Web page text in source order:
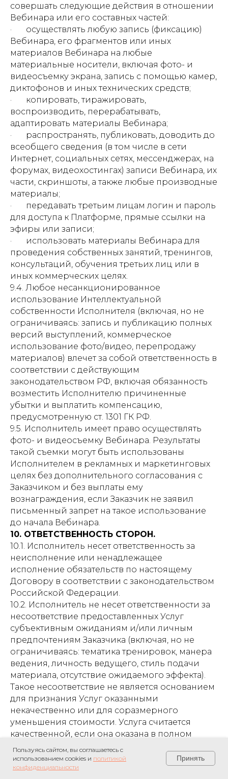
Пользуясь сайтом, вы соглашаетесь с
использованием cookies и политикой
конфиденциальности
Принять
совершать следующие действия в отношении
Вебинара или его составных частей:
· осуществлять любую запись (фиксацию)
Вебинара, его фрагментов или иных
материалов Вебинара на любые
материальные носители, включая фото- и
видеосъемку экрана, запись с помощью камер,
диктофонов и иных технических средств;
· копировать, тиражировать,
воспроизводить, перерабатывать,
адаптировать материалы Вебинара;
· распространять, публиковать, доводить до
всеобщего сведения (в том числе в сети
Интернет, социальных сетях, мессенджерах, на
форумах, видеохостингах) записи Вебинара, их
части, скриншоты, а также любые производные
материалы;
· передавать третьим лицам логин и пароль
для доступа к Платформе, прямые ссылки на
эфиры или записи;
· использовать материалы Вебинара для
проведения собственных занятий, тренингов,
консультаций, обучения третьих лиц или в
иных коммерческих целях.
9.4. Любое несанкционированное
использование Интеллектуальной
собственности Исполнителя (включая, но не
ограничиваясь: запись и публикацию полных
версий выступлений, коммерческое
использование фото/видео, перепродажу
материалов) влечет за собой ответственность в
соответствии с действующим
законодательством РФ, включая обязанность
возместить Исполнителю причиненные
убытки и выплатить компенсацию,
предусмотренную ст. 1301 ГК РФ.
9.5. Исполнитель имеет право осуществлять
фото- и видеосъемку Вебинара. Результаты
такой съемки могут быть использованы
Исполнителем в рекламных и маркетинговых
целях без дополнительного согласования с
Заказчиком и без выплаты ему
вознаграждения, если Заказчик не заявил
письменный запрет на такое использование
до начала Вебинара.
10. ОТВЕТСТВЕННОСТЬ СТОРОН.
10.1. Исполнитель несет ответственность за
неисполнение или ненадлежащее
исполнение обязательств по настоящему
Договору в соответствии с законодательством
Российской Федерации.
10.2. Исполнитель не несет ответственности за
несоответствие предоставленных Услуг
субъективным ожиданиям и/или личным
предпочтениям Заказчика (включая, но не
ограничиваясь: тематика тренировок, манера
ведения, личность ведущего, стиль подачи
материала, отсутствие ожидаемого эффекта).
Такое несоответствие не является основанием
для признания Услуг оказанными
некачественно или для соразмерного
уменьшения стоимости. Услуга считается
качественной, если она оказана в полном
объеме и в соответствии с расписанием.
10.3. Исполнитель не несет ответственности за
невозможность получения Заказчиком доступа